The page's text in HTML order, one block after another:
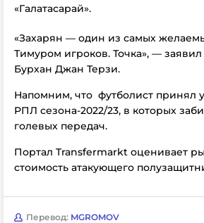
«Галатасарай».
«Захарян — один из самых
Тимуром игроков. Точка», —
Бурхан Джан Терзи.
Напомним, что футболист принял
РПЛ сезона-2022/23, в которых
голевых передач.
Портал Transfermarkt оценивает
стоимость атакующего
Перевод: MGROMOV